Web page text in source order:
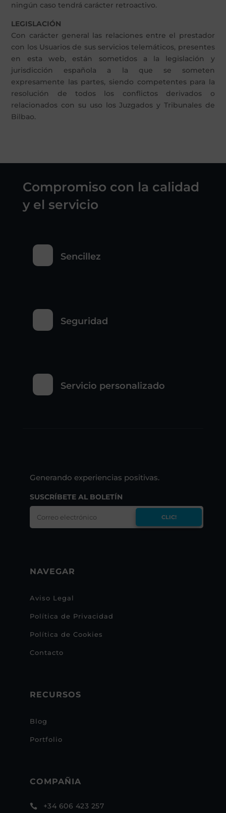
ningún caso tendrá carácter retroactivo.
LEGISLACIÓN
Con carácter general las relaciones entre el prestador
con los Usuarios de sus servicios telemáticos, presentes
en esta web, están sometidos a la legislación y
jurisdicción española a la que se someten
expresamente las partes, siendo competentes para la
resolución de todos los conflictos derivados o
relacionados con su uso los Juzgados y Tribunales de
Bilbao.
Compromiso con la calidad
y el servicio
Sencillez
Seguridad
Servicio personalizado
Generando experiencias positivas.
SUSCRÍBETE AL BOLETÍN
CLIC!
NAVEGAR
Aviso Legal
Política de Privacidad
Política de Cookies
Contacto
RECURSOS
Blog
Portfolio
COMPAÑIA
 +34 606 423 257